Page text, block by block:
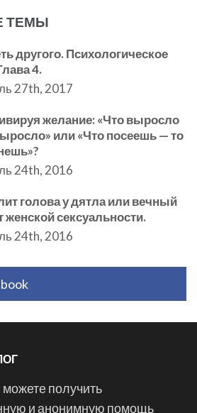
ТЕМЫ
другого. Психологическое
4.
27th, 2017
желание: «Что выросло
или «Что посеешь — то
24th, 2016
голова у дятла или вечный
женской сексуальности.
24th, 2016
получить
и анонимную помощь